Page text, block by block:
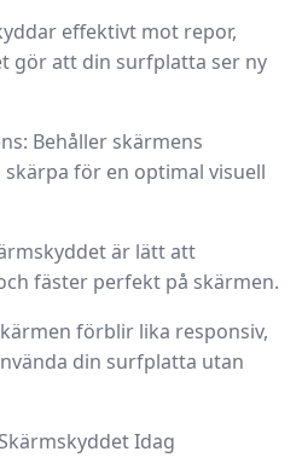
effektivt mot repor,
gör att din surfplatta ser ny
Behåller skärmens
för en optimal visuell
är lätt att
fäster perfekt på skärmen.
förblir lika responsiv,
din surfplatta utan
Idag